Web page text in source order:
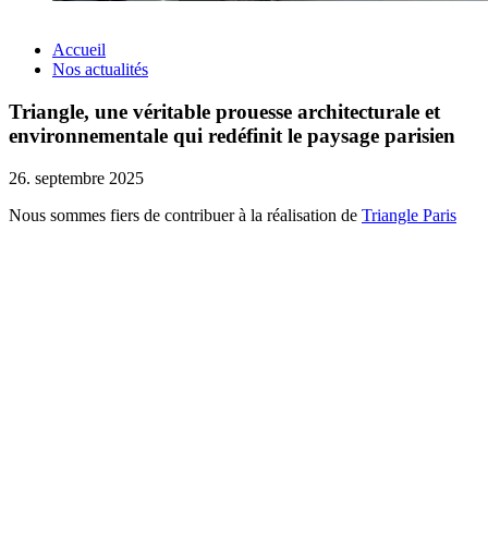
Accueil
Nos actualités
Triangle, une véritable prouesse architecturale et
environnementale qui redéfinit le paysage parisien
26. septembre 2025
Nous sommes fiers de contribuer à la réalisation de Triangle Paris